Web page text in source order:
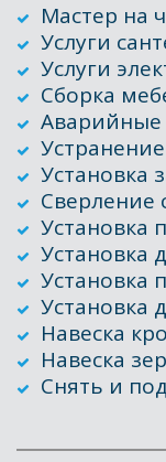
Мастер на
Услуги
Услуги
Сборка
Установка
Сверление
Установка
Установка
Установка
Установка
Навеска
Навеска
Снять и